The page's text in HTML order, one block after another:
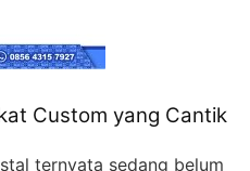
Custom yang Cantik
ternyata sedang belum